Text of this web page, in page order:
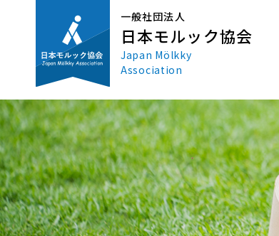
一般社団法人
日本モルック協会
Japan Mölkky
Association